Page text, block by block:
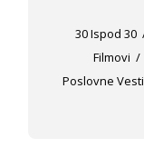
30 Ispod 30
Filmovi
Poslovne Vesti